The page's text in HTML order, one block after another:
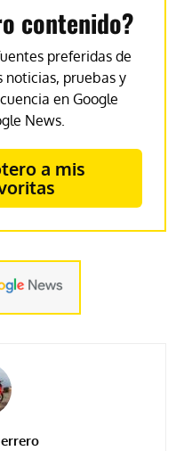
contenido?
preferidas de
noticias, pruebas y
en Google
News.
a mis